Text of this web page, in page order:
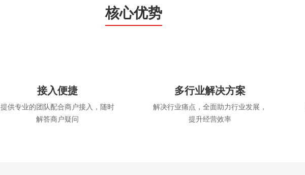
核心优势
接入便捷
提供专业的团队配合商户接入，随时
解答商户疑问
多行业解决方案
解决行业痛点，全面助力行业发展，
提升经营效率